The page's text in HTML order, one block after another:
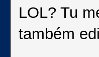
LOL? Tu
também